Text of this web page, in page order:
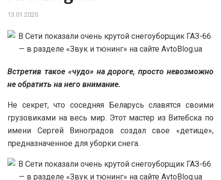
13.01.2020
Встретив такое «чудо» на дороге, просто невозможно
не обратить на него внимание.
Не секрет, что соседняя Беларусь славятся своими
грузовиками на весь мир. Этот мастер из Витебска по
имени Сергей Виноградов создал свое «детище»,
предназначенное для уборки снега.